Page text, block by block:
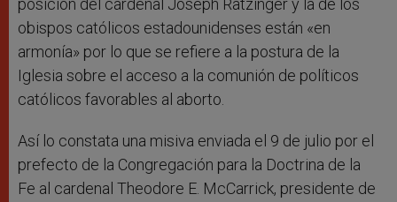
posición del cardenal Joseph Ratzinger y la de los
obispos católicos estadounidenses están «en
armonía» por lo que se refiere a la postura de la
Iglesia sobre el acceso a la comunión de políticos
católicos favorables al aborto.
Así lo constata una misiva enviada el 9 de julio por el
prefecto de la Congregación para la Doctrina de la
Fe al cardenal Theodore E. McCarrick, presidente de